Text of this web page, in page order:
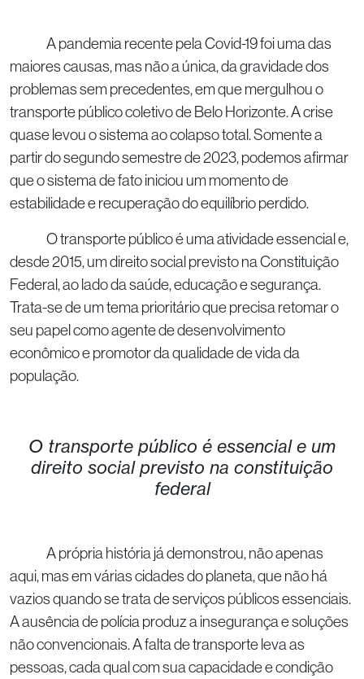
A pandemia recente pela Covid-19 foi uma das
maiores causas, mas não a única, da gravidade dos
problemas sem precedentes, em que mergulhou o
transporte público coletivo de Belo Horizonte. A crise
quase levou o sistema ao colapso total. Somente a
partir do segundo semestre de 2023, podemos afirmar
que o sistema de fato iniciou um momento de
estabilidade e recuperação do equilíbrio perdido.
O transporte público é uma atividade essencial e,
desde 2015, um direito social previsto na Constituição
Federal, ao lado da saúde, educação e segurança.
Trata-se de um tema prioritário que precisa retomar o
seu papel como agente de desenvolvimento
econômico e promotor da qualidade de vida da
população.
O transporte público é essencial e um
direito social previsto na constituição
federal
A própria história já demonstrou, não apenas
aqui, mas em várias cidades do planeta, que não há
vazios quando se trata de serviços públicos essenciais.
A ausência de polícia produz a insegurança e soluções
não convencionais. A falta de transporte leva as
pessoas, cada qual com sua capacidade e condição